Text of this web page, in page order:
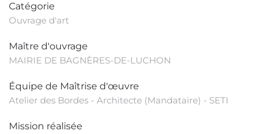
Catégorie
Ouvrage d'art
Maître d'ouvrage
MAIRIE DE BAGNÈRES-DE-LUCHON
Équipe de Maîtrise d'œuvre
Atelier des Bordes - Architecte (Mandataire) - SETI
Mission réalisée